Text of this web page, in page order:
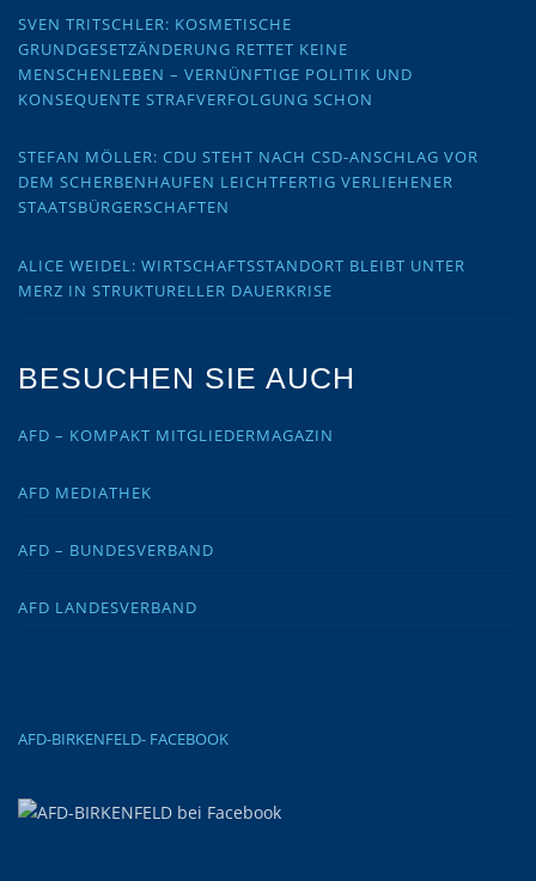
SVEN TRITSCHLER: KOSMETISCHE
GRUNDGESETZÄNDERUNG RETTET KEINE
MENSCHENLEBEN – VERNÜNFTIGE POLITIK UND
KONSEQUENTE STRAFVERFOLGUNG SCHON
STEFAN MÖLLER: CDU STEHT NACH CSD-ANSCHLAG VOR
DEM SCHERBENHAUFEN LEICHTFERTIG VERLIEHENER
STAATSBÜRGERSCHAFTEN
ALICE WEIDEL: WIRTSCHAFTSSTANDORT BLEIBT UNTER
MERZ IN STRUKTURELLER DAUERKRISE
BESUCHEN SIE AUCH
AFD – KOMPAKT MITGLIEDERMAGAZIN
AFD MEDIATHEK
AFD – BUNDESVERBAND
AFD LANDESVERBAND
AFD-BIRKENFELD- FACEBOOK